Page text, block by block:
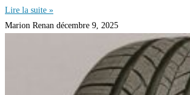
Lire la suite »
Marion Renan décembre 9, 2025